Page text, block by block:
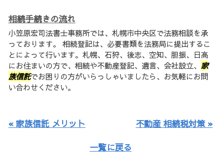
相続手続きの流れ
小笠原宏司法書士事務所では、札幌市中央区で法務相談を承
っております。 相続登記は、必要書類を法務局に提出するこ
とによって行います。札幌、石狩、後志、空知、胆振、日高
にお住まいの方で、相続や不動産登記、遺言、会社設立、 家
族信託でお困りの方がいらっしゃいましたら、お気軽にお問
い合わせください。
« 家族信託 メリット 不動産 相続税対策 »
一覧に戻る